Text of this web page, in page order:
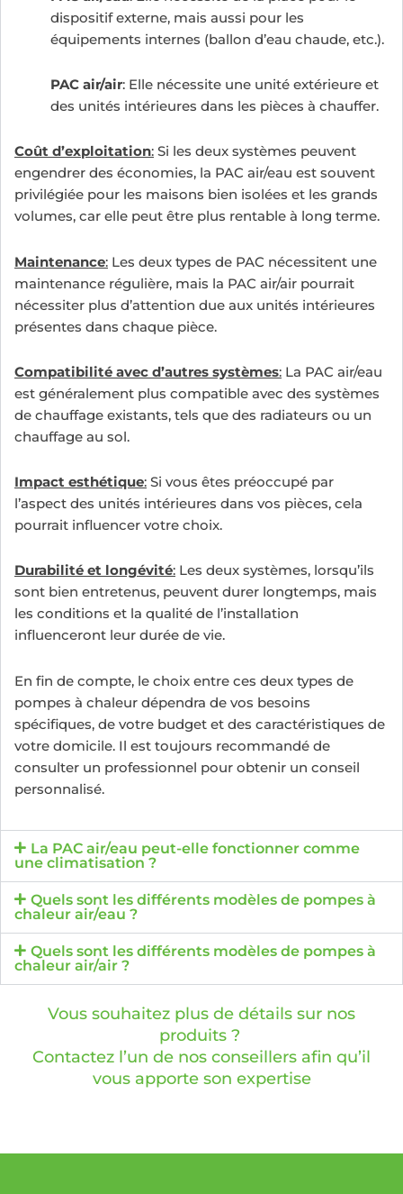
dispositif externe, mais aussi pour les
équipements internes (ballon d’eau chaude, etc.).
PAC air/air: Elle nécessite une unité extérieure et
des unités intérieures dans les pièces à chauffer.
Coût d’exploitation: Si les deux systèmes peuvent
engendrer des économies, la PAC air/eau est souvent
privilégiée pour les maisons bien isolées et les grands
volumes, car elle peut être plus rentable à long terme.
Maintenance: Les deux types de PAC nécessitent une
maintenance régulière, mais la PAC air/air pourrait
nécessiter plus d’attention due aux unités intérieures
présentes dans chaque pièce.
Compatibilité avec d’autres systèmes: La PAC air/eau
est généralement plus compatible avec des systèmes
de chauffage existants, tels que des radiateurs ou un
chauffage au sol.
Impact esthétique: Si vous êtes préoccupé par
l’aspect des unités intérieures dans vos pièces, cela
pourrait influencer votre choix.
Durabilité et longévité: Les deux systèmes, lorsqu’ils
sont bien entretenus, peuvent durer longtemps, mais
les conditions et la qualité de l’installation
influenceront leur durée de vie.
En fin de compte, le choix entre ces deux types de
pompes à chaleur dépendra de vos besoins
spécifiques, de votre budget et des caractéristiques de
votre domicile. Il est toujours recommandé de
consulter un professionnel pour obtenir un conseil
personnalisé.
La PAC air/eau peut-elle fonctionner comme
une climatisation ?
Quels sont les différents modèles de pompes à
chaleur air/eau ?
Quels sont les différents modèles de pompes à
chaleur air/air ?
Vous souhaitez plus de détails sur nos
produits ?
Contactez l’un de nos conseillers afin qu’il
vous apporte son expertise